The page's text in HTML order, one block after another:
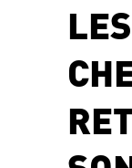
LES